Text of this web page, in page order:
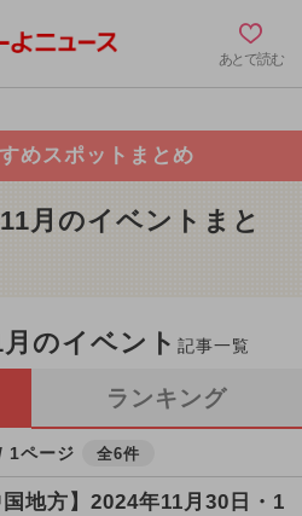
あとで読む
めスポットまとめ
月のイベントまと
のイベント記事一覧
ランキング
1ページ 全6件
国地方】2024年11月30日・1